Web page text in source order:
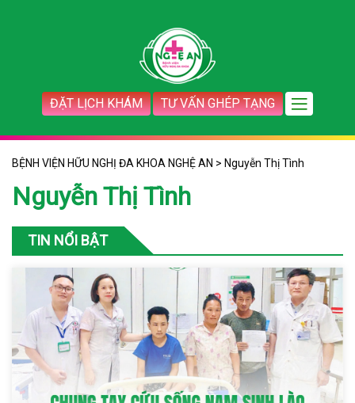
ĐẶT LỊCH KHÁM TƯ VẤN GHÉP TẠNG
BỆNH VIỆN HỮU NGHỊ ĐA KHOA NGHỆ AN > Nguyễn Thị Tình
Nguyễn Thị Tình
TIN NỔI BẬT